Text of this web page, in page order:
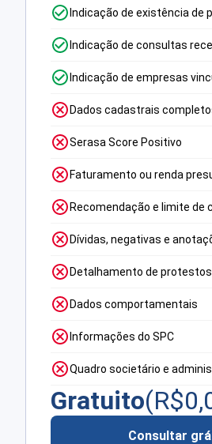
Indicação de existência de
Indicação de consultas
Indicação de empresas
Dados cadastrais
Serasa Score Positivo
Faturamento ou renda
Recomendação e limite de
Dívidas, negativas e
Detalhamento de protestos
Dados comportamentais
Informações do SPC
Quadro societário e
Gratuito(R$
Consultar